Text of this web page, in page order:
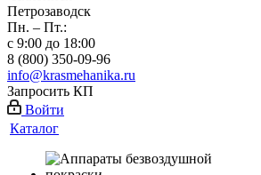
Петрозаводск
Пн. – Пт.:
с 9:00 до 18:00
8 (800) 350-09-96
info@krasmehanika.ru
Запросить КП
Войти
Каталог